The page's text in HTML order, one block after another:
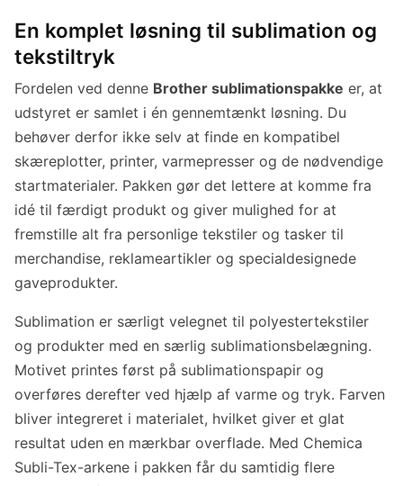
En komplet løsning til sublimation og
tekstiltryk
Fordelen ved denne Brother sublimationspakke er, at
udstyret er samlet i én gennemtænkt løsning. Du
behøver derfor ikke selv at finde en kompatibel
skæreplotter, printer, varmepresser og de nødvendige
startmaterialer. Pakken gør det lettere at komme fra
idé til færdigt produkt og giver mulighed for at
fremstille alt fra personlige tekstiler og tasker til
merchandise, reklameartikler og specialdesignede
gaveprodukter.
Sublimation er særligt velegnet til polyestertekstiler
og produkter med en særlig sublimationsbelægning.
Motivet printes først på sublimationspapir og
overføres derefter ved hjælp af varme og tryk. Farven
bliver integreret i materialet, hvilket giver et glat
resultat uden en mærkbar overflade. Med Chemica
Subli-Tex-arkene i pakken får du samtidig flere